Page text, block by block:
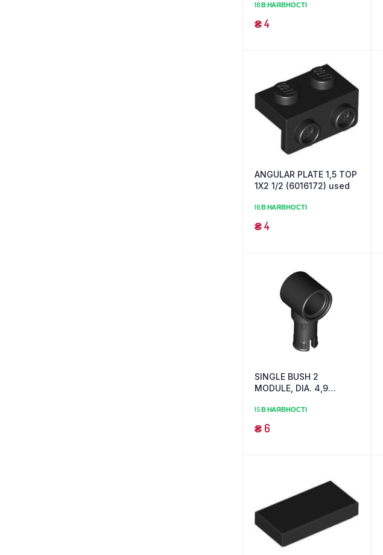
18 В НАЯВНОСТІ
₴4
ANGULAR PLATE 1,5 TOP
1X2 1/2 (6016172) used
16 В НАЯВНОСТІ
₴4
SINGLE BUSH 2
MODULE, DIA. 4,9
15 В НАЯВНОСТІ
₴6